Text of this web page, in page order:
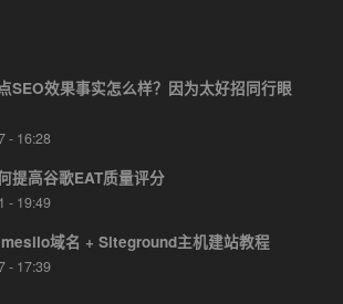
SEO效果事实怎么样？因为太好招同行眼
- 16:28
提高谷歌EAT质量评分
- 19:49
域名 + Siteground主机建站教程
- 17:39